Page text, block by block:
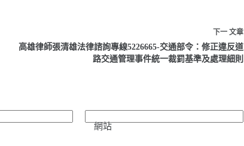
下一 文章
高雄律師張清雄法律諮詢專線5226665-交通部令：修正違反道
路交通管理事件統一裁罰基準及處理細則
網站